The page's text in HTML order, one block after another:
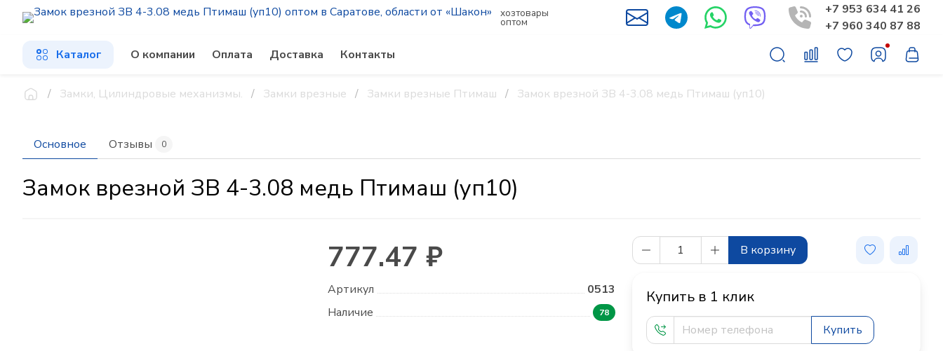
хозтовары
оптом
+7 953 634 41 26
+7 960 340 87 88
Каталог
О компании Оплата Доставка Контакты
Замки, Цилиндровые механизмы. Замки врезные Замки врезные Птимаш Замок врезной ЗВ 4-3.08 медь Птимаш (уп10)
Основное Отзывы 0
Замок врезной ЗВ 4-3.08 медь Птимаш (уп10)
777.47 ₽
Артикул
0513
Наличие
78
В корзину
Купить в 1 клик
Купить